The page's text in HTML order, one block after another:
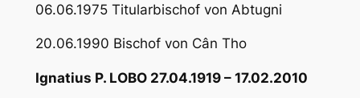
06.06.1975 Titularbischof von Abtugni
20.06.1990 Bischof von Cân Tho
Ignatius P. LOBO 27.04.1919 – 17.02.2010